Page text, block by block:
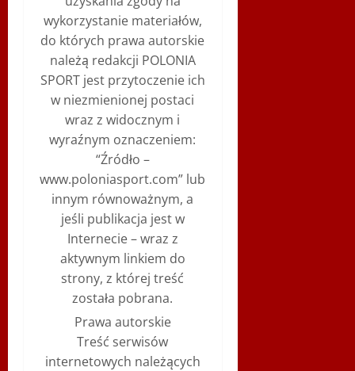
wykorzystanie materiałów,
do których prawa autorskie
należą redakcji POLONIA
SPORT jest przytoczenie ich
w niezmienionej postaci
wraz z widocznym i
wyraźnym oznaczeniem:
“Źródło –
www.poloniasport.com” lub
innym równoważnym, a
jeśli publikacja jest w
Internecie – wraz z
aktywnym linkiem do
strony, z której treść
została pobrana.
Prawa autorskie
Treść serwisów
internetowych należących